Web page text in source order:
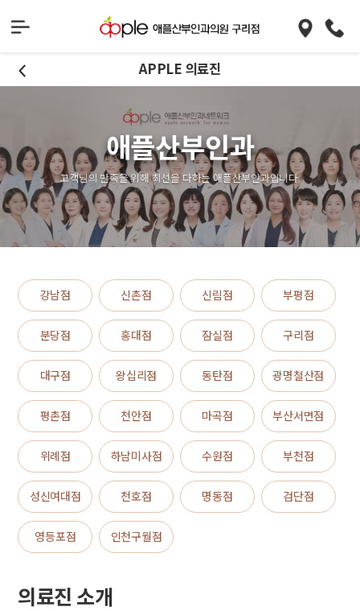
APPLE 의료진
애플산부인과
고객님의 만족을 위해 최선을 다하는 애플산부인과입니다.
강남점 신촌점 신림점 부평점
분당점 홍대점 잠실점 구리점
대구점 왕십리점 동탄점 광명철산점
평촌점 천안점 마곡점 부산서면점
위례점 하남미사점 수원점 부천점
성신여대점 천호점 명동점 검단점
영등포점 인천구월점
의료진 소개